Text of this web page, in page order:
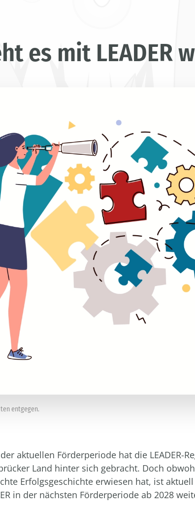
es mit LEADER
entgegen.
aktuellen Förderperiode hat die LEADER-
Land hinter sich gebracht. Doch
Erfolgsgeschichte erwiesen hat, ist
in der nächsten Förderperiode ab 2028